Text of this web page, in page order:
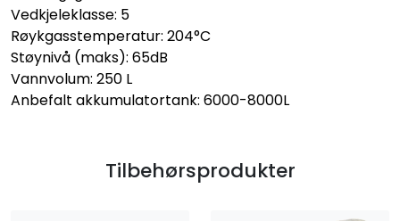
Vedkjeleklasse: 5
Røykgasstemperatur: 204°C
Støynivå (maks): 65dB
Vannvolum: 250 L
Anbefalt akkumulatortank: 6000-8000L
Tilbehørsprodukter